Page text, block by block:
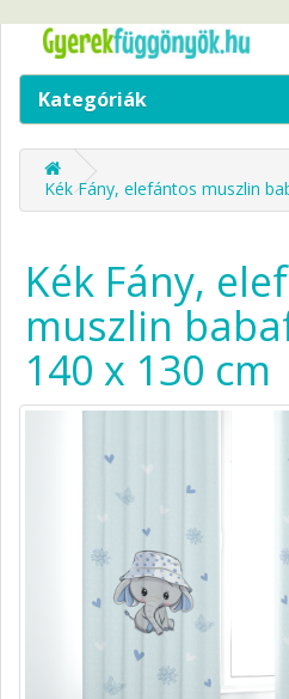
Kategóriák
Kék Fány, elefántos muszlin
Kék Fány,
muszlin
140 x 130 cm